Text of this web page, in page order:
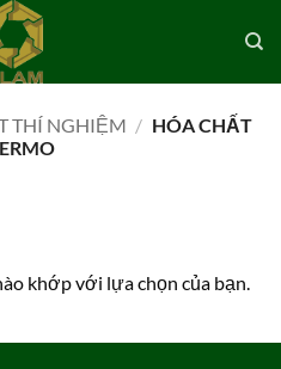
THÍ NGHIỆM / HÓA CHẤT
khớp với lựa chọn của bạn.